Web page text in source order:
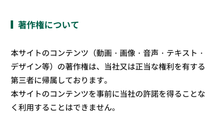
著作権について
本サイトのコンテンツ（動画・画像・音声・テキスト・
デザイン等）の著作権は、当社又は正当な権利を有する
第三者に帰属しております。
本サイトのコンテンツを事前に当社の許諾を得ることな
く利用することはできません。